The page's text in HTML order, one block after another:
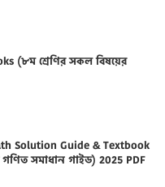
(৮ম শ্রেণির সকল বিষয়ের
Solution Guide & Textbook
গণিত সমাধান গাইড) 2025 PDF